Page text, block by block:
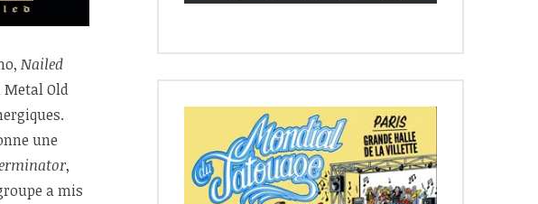
Nailed
Metal Old
une
,
a mis